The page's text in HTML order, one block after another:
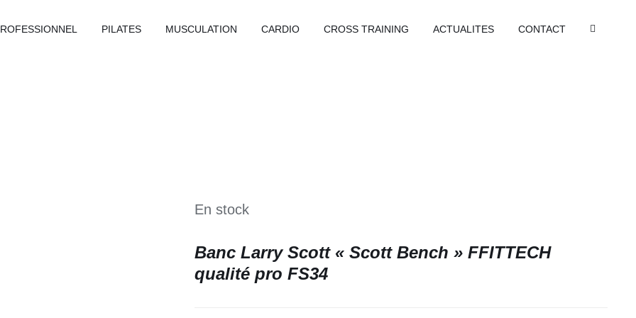
PILATES MUSCULATION CARDIO CROSS TRAINING ACTUALITES CONTACT
En stock
Banc Larry Scott « Scott Bench » FFITTECH
qualité pro FS34